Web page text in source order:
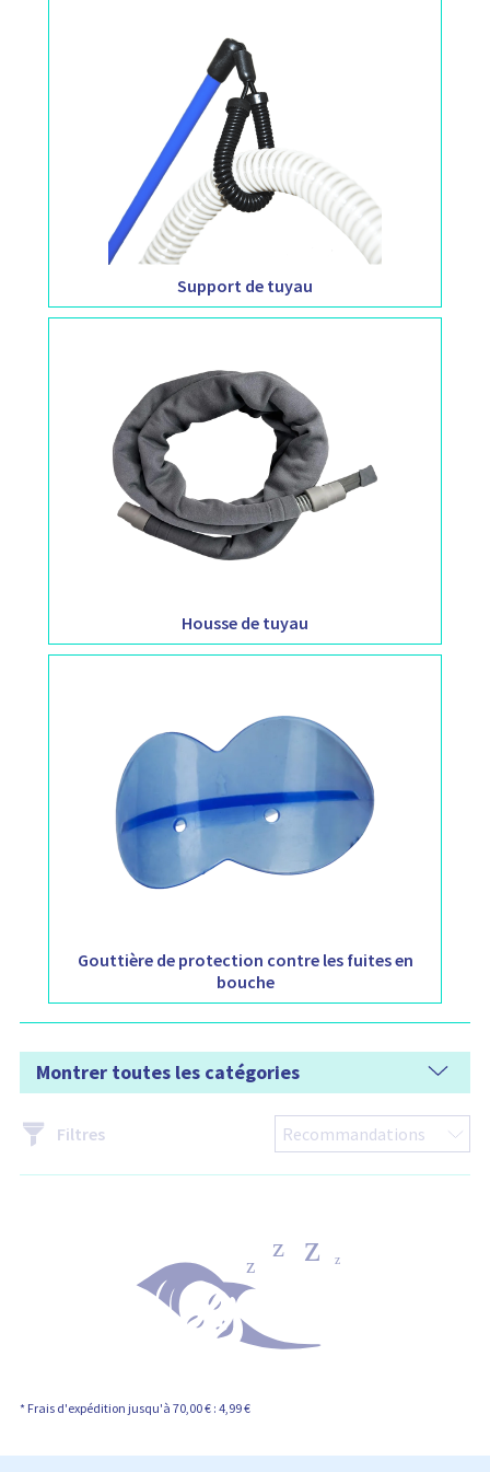
Support de tuyau
Housse de tuyau
Gouttière de protection contre les fuites en
bouche
Montrer toutes les catégories
Filtres
* Frais d'expédition jusqu'à 70,00 € : 4,99 €